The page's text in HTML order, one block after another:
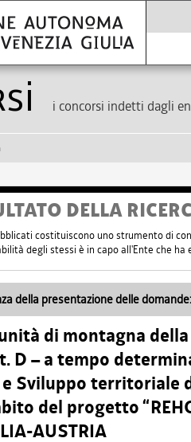
i concorsi indetti dagli
DELLA
costituiscono uno strumento di
degli stessi è in capo all'Ente che ha
della presentazione delle
di montagna della
D – a tempo
Sviluppo territoriale
del progetto
AUSTRIA